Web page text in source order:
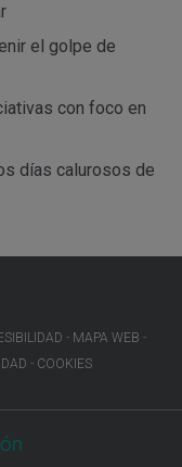
el golpe de
con foco en
días calurosos de
MAPA WEB
COOKIES